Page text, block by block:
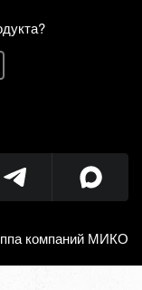
компаний МИКО